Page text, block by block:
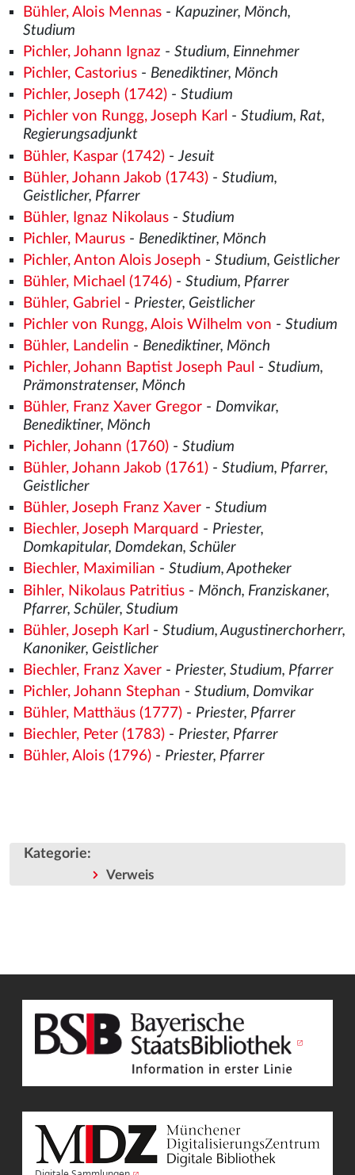
Bühler, Alois Mennas- Kapuziner, Mönch,
Studium
Pichler, Johann Ignaz - Studium, Einnehmer
Pichler, Castorius- Benediktiner, Mönch
Pichler, Joseph (1742)- Studium
Pichler von Rungg, Joseph Karl - Studium, Rat,
Regierungsadjunkt
Bühler, Kaspar (1742)- Jesuit
Bühler, Johann Jakob (1743)- Studium,
Geistlicher, Pfarrer
Bühler, Ignaz Nikolaus- Studium
Pichler, Maurus- Benediktiner, Mönch
Pichler, Anton Alois Joseph - Studium, Geistlicher
Bühler, Michael (1746)- Studium, Pfarrer
Bühler, Gabriel - Priester, Geistlicher
Pichler von Rungg, Alois Wilhelm von - Studium
Bühler, Landelin - Benediktiner, Mönch
Pichler, Johann Baptist Joseph Paul - Studium,
Prämonstratenser, Mönch
Bühler, Franz Xaver Gregor- Domvikar,
Benediktiner, Mönch
Pichler, Johann (1760)- Studium
Bühler, Johann Jakob (1761)- Studium, Pfarrer,
Geistlicher
Bühler, Joseph Franz Xaver- Studium
Biechler, Joseph Marquard - Priester,
Domkapitular, Domdekan, Schüler
Biechler, Maximilian - Studium, Apotheker
Bihler, Nikolaus Patritius- Mönch, Franziskaner,
Pfarrer, Schüler, Studium
Bühler, Joseph Karl - Studium, Augustinerchorherr,
Kanoniker, Geistlicher
Biechler, Franz Xaver- Priester, Studium, Pfarrer
Pichler, Johann Stephan - Studium, Domvikar
Bühler, Matthäus (1777)- Priester, Pfarrer
Biechler, Peter (1783)- Priester, Pfarrer
Bühler, Alois (1796)- Priester, Pfarrer
Kategorie:
Verweis